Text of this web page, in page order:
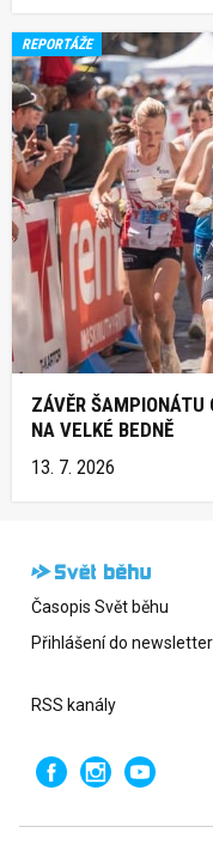
REPORTÁŽE
ZÁVĚR ŠAMPIONÁTU
NA VELKÉ BEDNĚ
13. 7. 2026
Časopis Svět běhu
Přihlášení do
RSS kanály